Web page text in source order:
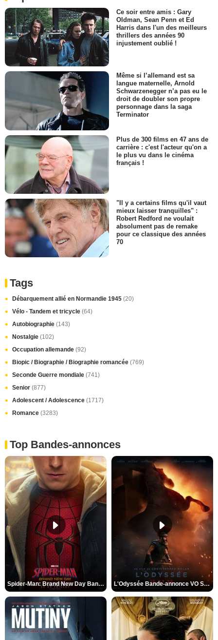
Ce soir entre amis : Gary
Oldman, Sean Penn et Ed
Harris dans l'un des meilleurs
thrillers des années 90
injustement oublié !
Même si l’allemand est sa
langue maternelle, Arnold
Schwarzenegger n’a pas eu le
droit de doubler son propre
personnage dans la saga
Terminator
Plus de 300 films en 47 ans de
carrière : c'est l'acteur qu'on a
le plus vu dans le cinéma
français !
"Il y a certains films qu'il vaut
mieux laisser tranquilles" :
Robert Redford ne voulait
absolument pas de remake
pour ce classique des années
70
Tags
Débarquement allié en Normandie 1945 (20)
Vélo - Tandem et tricycle (64)
Autobiographie (143)
Nostalgie (102)
Occupation allemande (92)
Biopic / Biographie / Biographie romancée (769)
Seconde Guerre mondiale (741)
Senior (877)
Adolescent / Adolescence (1717)
Romance (3283)
Top Bandes-annonces
Spider-Man: Brand New Day Bande-annonce VO STFR L'Odyssée Bande-annonce VO STFR